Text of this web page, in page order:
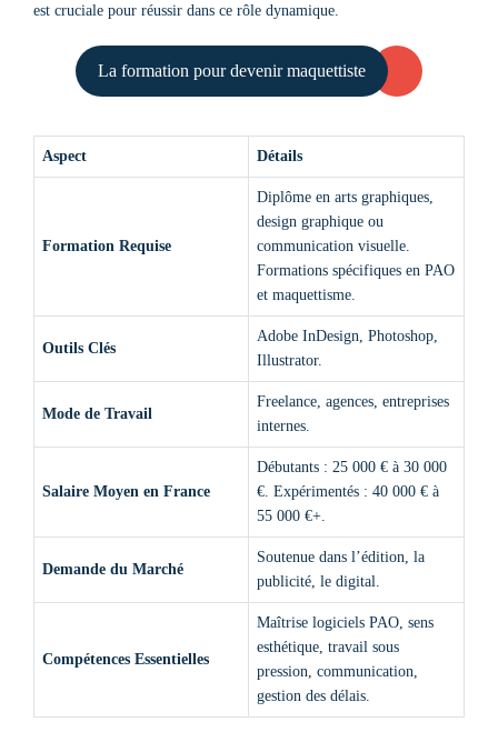
est cruciale pour réussir dans ce rôle dynamique.
La formation pour devenir maquettiste
Aspect Détails
Formation Requise
Diplôme en arts graphiques,
design graphique ou
communication visuelle.
Formations spécifiques en PAO
et maquettisme.
Outils Clés
Adobe InDesign, Photoshop,
Illustrator.
Mode de Travail
Freelance, agences, entreprises
internes.
Salaire Moyen en France
Débutants : 25 000 € à 30 000
€. Expérimentés : 40 000 € à
55 000 €+.
Demande du Marché
Soutenue dans l’édition, la
publicité, le digital.
Compétences Essentielles
Maîtrise logiciels PAO, sens
esthétique, travail sous
pression, communication,
gestion des délais.